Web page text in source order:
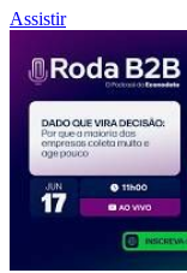
Assistir